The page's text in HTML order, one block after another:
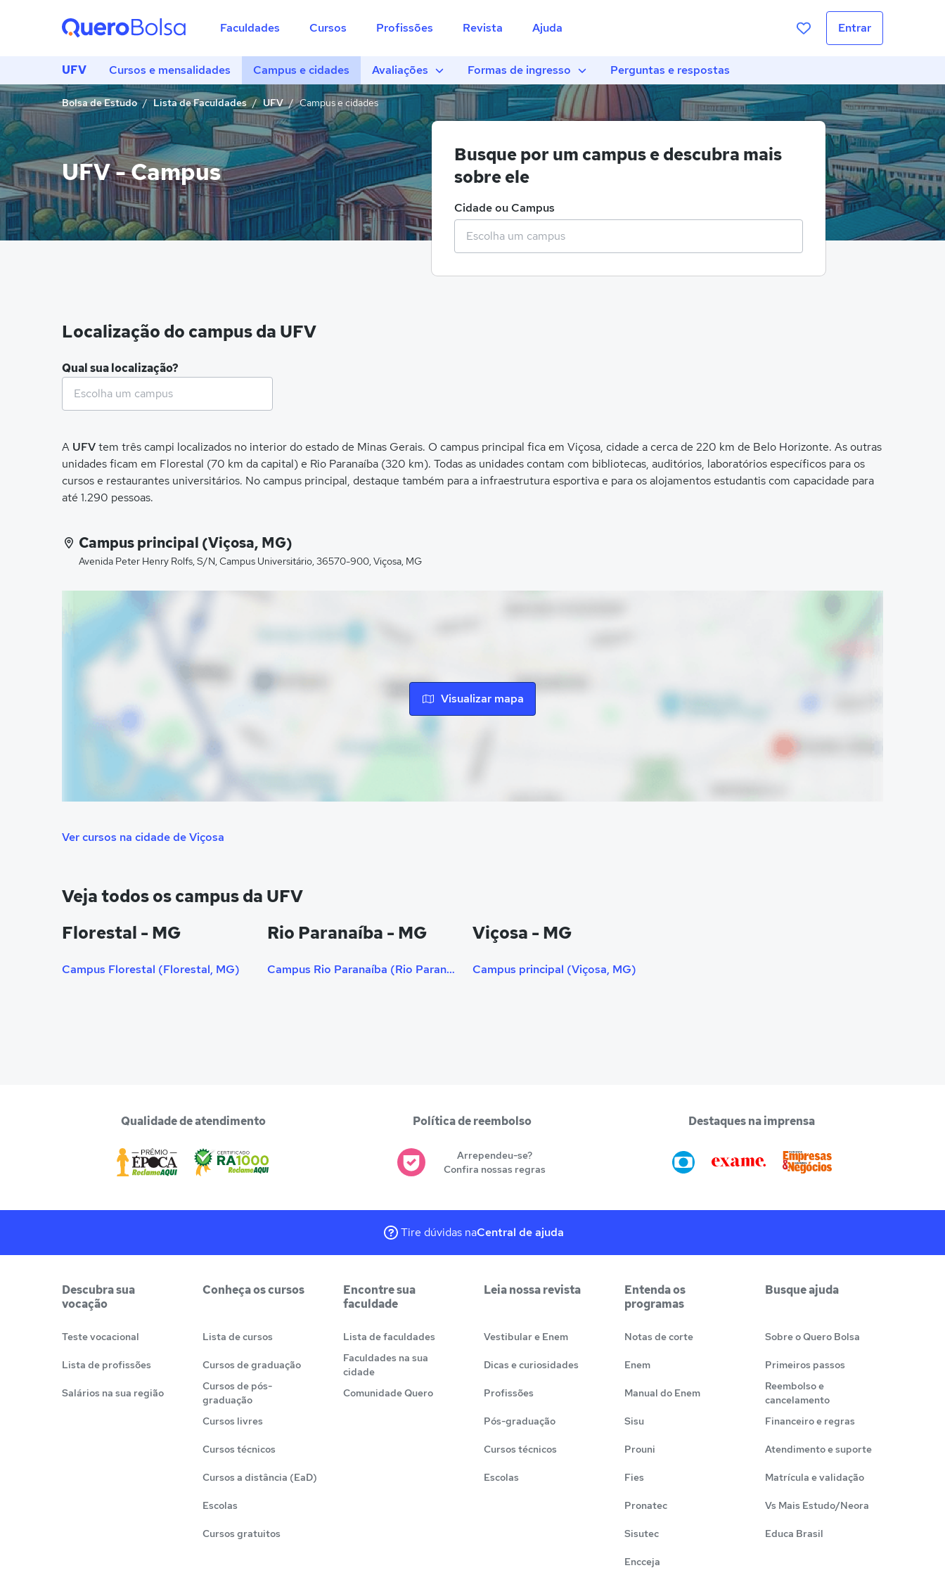
Faculdades Cursos Profissões Revista Ajuda Entrar
UFV Cursos e mensalidades Campus e cidades Avaliações Formas de ingresso Perguntas e respostas
Bolsa de Estudo Lista de Faculdades UFV Campus e cidades
UFV - Campus
Busque por um campus e descubra mais
sobre ele
Cidade ou Campus
Localização do campus da UFV
Qual sua localização?
A UFVtem três campi localizados no interior do estado de Minas Gerais. O campus principal fica em Viçosa, cidade a cerca de 220 km de Belo Horizonte. As outras
unidades ficam em Florestal (70 km da capital) e Rio Paranaíba (320 km). Todas as unidades contam com bibliotecas, auditórios, laboratórios específicos para os
cursos e restaurantes universitários. No campus principal, destaque também para a infraestrutura esportiva e para os alojamentos estudantis com capacidade para
até 1.290 pessoas.
Campus principal (Viçosa, MG)
Avenida Peter Henry Rolfs, S/N, Campus Universitário, 36570-900, Viçosa, MG
Visualizar mapa
Ver cursos na cidade de Viçosa
Veja todos os campus da UFV
Florestal - MG
Campus Florestal (Florestal, MG)
Rio Paranaíba - MG
Campus Rio Paranaíba (Rio Paranaíba, MG)
Viçosa - MG
Campus principal (Viçosa, MG)
Qualidade de atendimento Política de reembolso
Arrependeu-se?
Confira nossas regras
Destaques na imprensa
Tire dúvidas naCentral de ajuda
Descubra sua
vocação
Teste vocacional
Lista de profissões
Salários na sua região
Conheça os cursos
Lista de cursos
Cursos de graduação
Cursos de pós-
graduação
Cursos livres
Cursos técnicos
Cursos a distância (EaD)
Escolas
Cursos gratuitos
Encontre sua
faculdade
Lista de faculdades
Faculdades na sua
cidade
Comunidade Quero
Leia nossa revista
Vestibular e Enem
Dicas e curiosidades
Profissões
Pós-graduação
Cursos técnicos
Escolas
Entenda os
programas
Notas de corte
Enem
Manual do Enem
Sisu
Prouni
Fies
Pronatec
Sisutec
Encceja
Busque ajuda
Sobre o Quero Bolsa
Primeiros passos
Reembolso e
cancelamento
Financeiro e regras
Atendimento e suporte
Matrícula e validação
Vs Mais Estudo/Neora
Educa Brasil